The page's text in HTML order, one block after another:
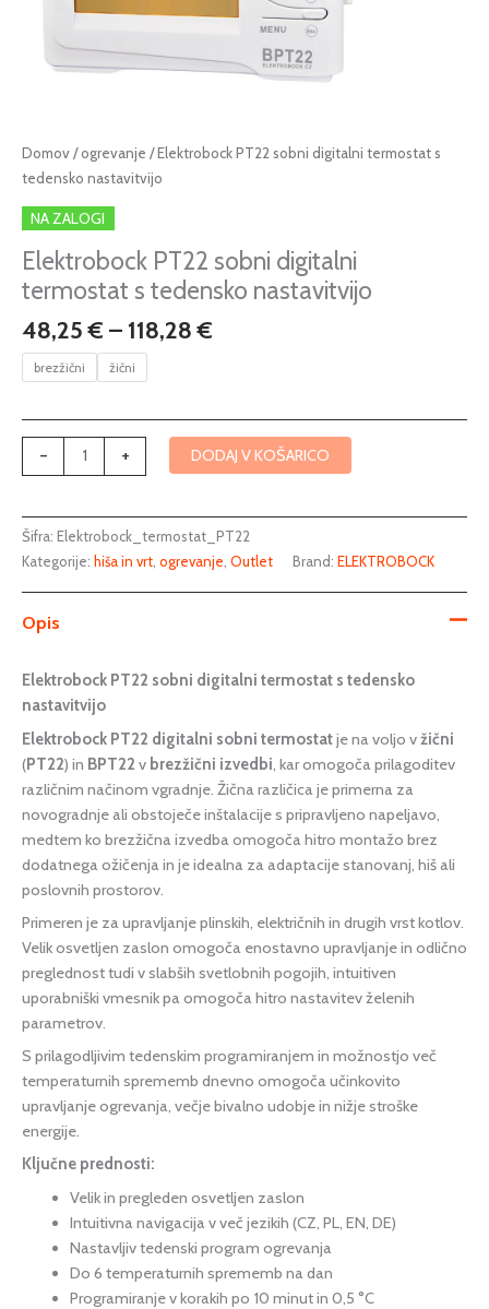
Domov/ogrevanje / Elektrobock PT22 sobni digitalni termostat s
tedensko nastavitvijo
NA ZALOGI
Elektrobock PT22 sobni digitalni
termostat s tedensko nastavitvijo
48,25€ – 118,28€
Cenovni
do
118,28 €
brezžični žični
-
Elektrobock
PT22
sobni
digitalni
termostat
tedensko
nastavitvijo
količina
+ DODAJ V KOŠARICO
Šifra: Elektrobock_termostat_PT22
Kategorije: hiša in vrt ogrevanje Outlet Brand: ELEKTROBOCK
Opis
Elektrobock PT22 sobni digitalni termostat s tedensko
nastavitvijo
Elektrobock PT22 digitalni sobni termostatje na voljo vžični
(PT22) in BPT22 v brezžični izvedbi , kar omogoča prilagoditev
različnim načinom vgradnje. Žična različica je primerna za
novogradnje ali obstoječe inštalacije s pripravljeno napeljavo,
medtem ko brezžična izvedba omogoča hitro montažo brez
dodatnega ožičenja in je idealna za adaptacije stanovanj, hiš ali
poslovnih prostorov.
Primeren je za upravljanje plinskih, električnih in drugih vrst kotlov.
Velik osvetljen zaslon omogoča enostavno upravljanje in odlično
preglednost tudi v slabših svetlobnih pogojih, intuitiven
uporabniški vmesnik pa omogoča hitro nastavitev želenih
parametrov.
S prilagodljivim tedenskim programiranjem in možnostjo več
temperaturnih sprememb dnevno omogoča učinkovito
upravljanje ogrevanja, večje bivalno udobje in nižje stroške
energije.
Ključne prednosti:
Velik in pregleden osvetljen zaslon
Intuitivna navigacija v več jezikih (CZ, PL, EN, DE)
Nastavljiv tedenski program ogrevanja
Do 6 temperaturnih sprememb na dan
Programiranje v korakih po 10 minut in 0,5 °C